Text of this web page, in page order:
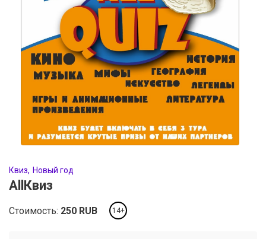
Квиз Новый год
AllКвиз
Стоимость: 250 RUB 14+